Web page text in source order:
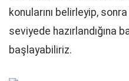
konularını belirleyip,
seviyede hazırlandığına
başlayabiliriz.